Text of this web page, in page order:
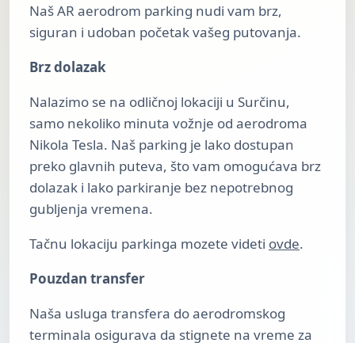
Naš AR aerodrom parking nudi vam brz,
siguran i udoban početak vašeg putovanja.
Brz dolazak
Nalazimo se na odličnoj lokaciji u Surčinu,
samo nekoliko minuta vožnje od aerodroma
Nikola Tesla. Naš parking je lako dostupan
preko glavnih puteva, što vam omogućava brz
dolazak i lako parkiranje bez nepotrebnog
gubljenja vremena.
Tačnu lokaciju parkinga mozete videti ovde.
Pouzdan transfer
Naša usluga transfera do aerodromskog
terminala osigurava da stignete na vreme za